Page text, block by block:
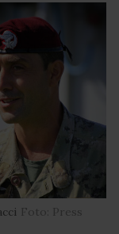
Foto: Press